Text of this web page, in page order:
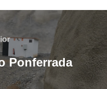
Ponferrada